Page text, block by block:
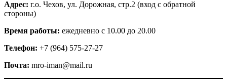
Адрес: г.о. Чехов, ул. Дорожная, стр.2 (вход с обратной
стороны)
Время работы: ежедневно с 10.00 до 20.00
Телефон: +7 (964) 575-27-27
Почта: mro-iman@mail.ru